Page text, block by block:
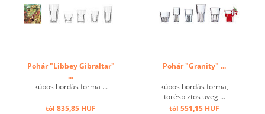
Pohár "Libbey Gibraltar"
...
kúpos bordás forma ...
tól 835,85 HUF
Pohár "Granity" ...
kúpos bordás forma,
törésbiztos üveg ...
tól 551,15 HUF